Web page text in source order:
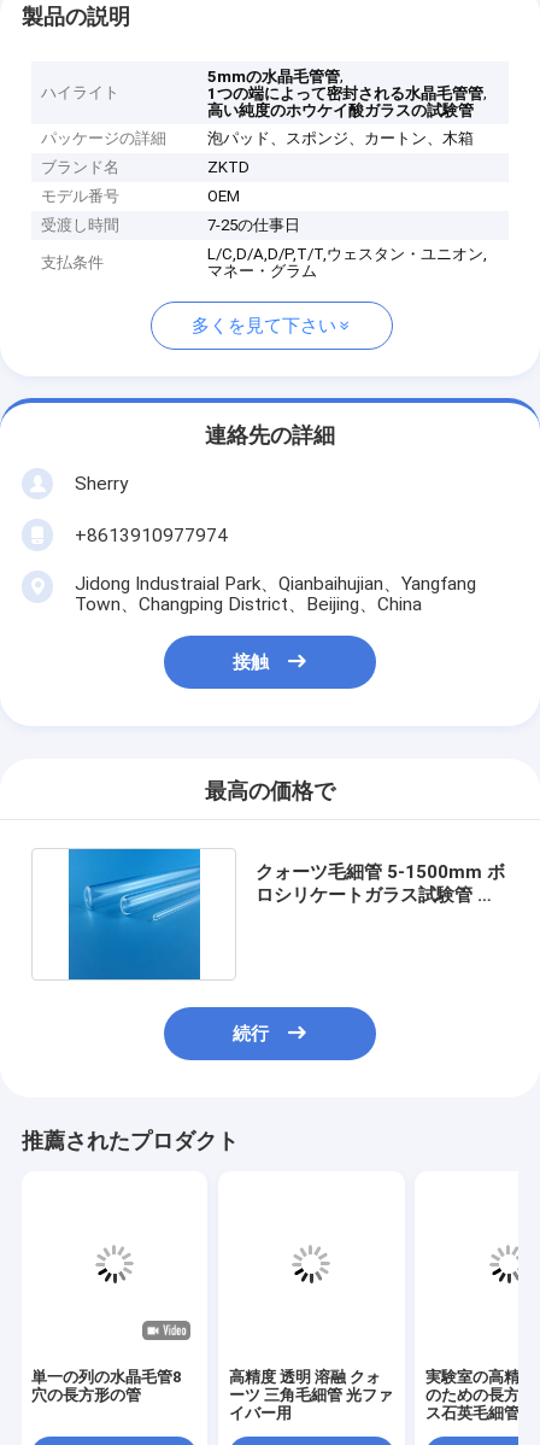
製品の説明
ハイライト
5mmの水晶毛管管,
1つの端によって密封される水晶毛管管,
高い純度のホウケイ酸ガラスの試験管
パッケージの詳細
泡パッド、スポンジ、カートン、木箱
ブランド名
ZKTD
モデル番号
OEM
受渡し時間
7-25の仕事日
支払条件
L/C,D/A,D/P,T/T,ウェスタン・ユニオン,
マネー・グラム
多くを見て下さい
連絡先の詳細
Sherry
+8613910977974
Jidong Industraial Park、Qianbaihujian、Yangfang
Town、Changping District、Beijing、China
接触
最高の価格で
クォーツ毛細管 5-1500mm ボ
ロシリケートガラス試験管 高
続行
推薦されたプロダクト
単一の列の水晶毛管8
穴の長方形の管
高精度 透明 溶融 クォ
ーツ 三角毛細管 光ファ
イバー用
実験室の高精度
のための長方形
ス石英毛細管